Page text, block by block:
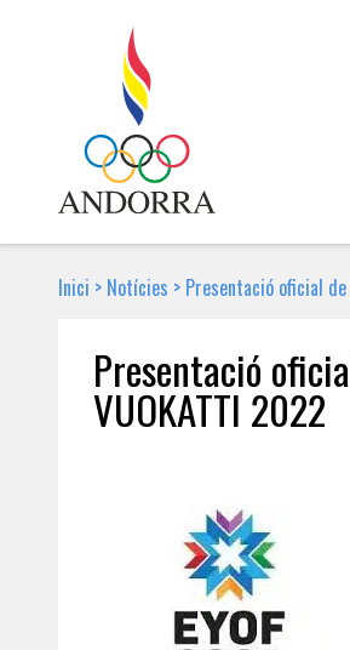
Inici > Notícies > Presentació oficial de
Presentació
VUOKATTI 2022